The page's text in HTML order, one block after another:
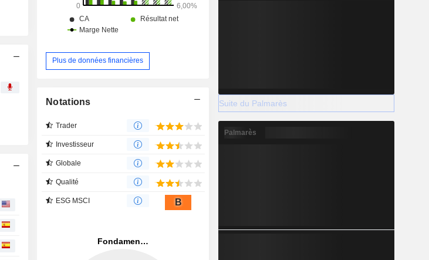
Plus de données financières
Notations
Trader
Investisseur
Globale
Qualité
ESG MSCI B
Suite du Palmarès
Palmarès